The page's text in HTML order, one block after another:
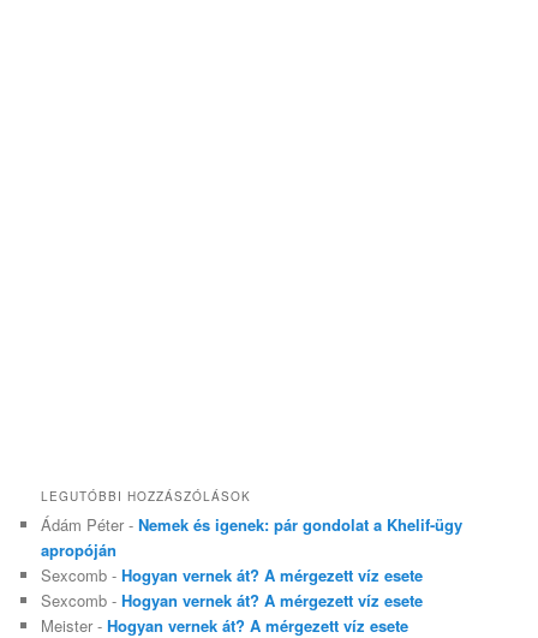
LEGUTÓBBI HOZZÁSZÓLÁSOK
Ádám Péter -Nemek és igenek: pár gondolat a Khelif-ügy
apropóján
Sexcomb -Hogyan vernek át? A mérgezett víz esete
Sexcomb -Hogyan vernek át? A mérgezett víz esete
Meister -Hogyan vernek át? A mérgezett víz esete